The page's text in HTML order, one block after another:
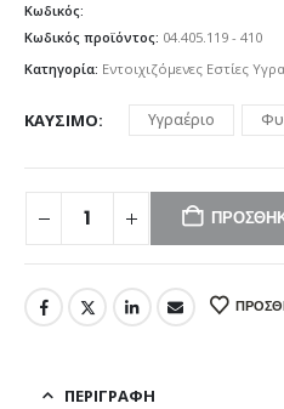
Κωδικός:
Κωδικός προϊόντος: 04.405.119 - 410
Κατηγορία: Εντοιχιζόμενες Εστίες
ΚΑΎΣΙΜΟ Υγραέριο
ΠΕΡΙΓΡΑΦΉ